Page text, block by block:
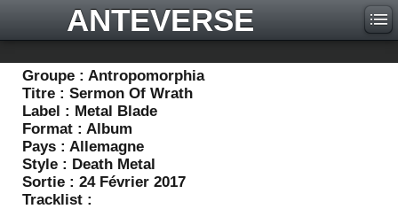
ANTEVERSE
Groupe : Antropomorphia
Titre : Sermon Of Wrath
Label : Metal Blade
Format : Album
Pays : Allemagne
Style : Death Metal
Sortie : 24 Février 2017
Tracklist :